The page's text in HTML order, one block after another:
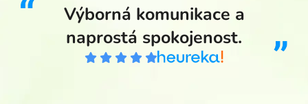
Výborná komunikace a
naprostá spokojenost.